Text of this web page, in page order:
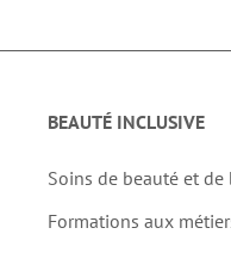
BEAUTÉ INCLUSIVE
Soins de beauté et
Formations aux